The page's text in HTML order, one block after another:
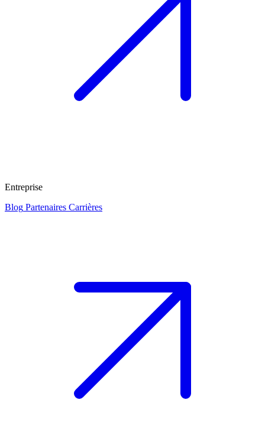
Entreprise
Blog Partenaires Carrières